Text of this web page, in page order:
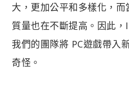
大，更加公平和多樣化，
質量也在不斷提高。因此
我們的團隊將 PC遊戲帶入
奇怪。